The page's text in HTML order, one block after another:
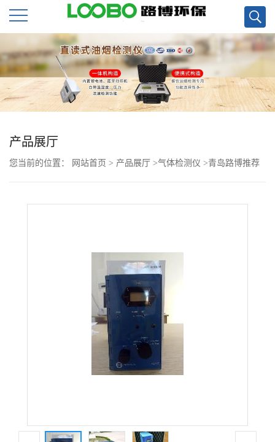
公
司
首
页
公
产品展厅
您当前的位置： 网站首页 > 产品展厅 >气体检测仪 >青岛路博推荐